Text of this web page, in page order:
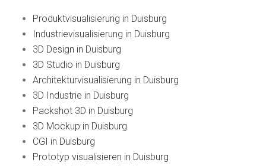
Produktvisualisierung in Duisburg
Industrievisualisierung in Duisburg
3D Design in Duisburg
3D Studio in Duisburg
Architekturvisualisierung in Duisburg
3D Industrie in Duisburg
Packshot 3D in Duisburg
3D Mockup in Duisburg
CGI in Duisburg
Prototyp visualisieren in Duisburg